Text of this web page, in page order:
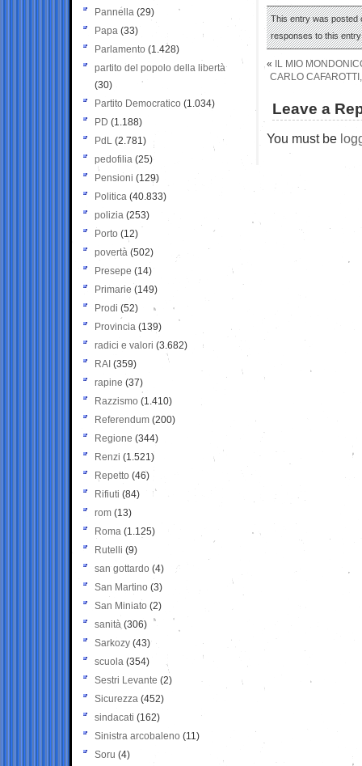
This entry was posted
responses to this
«
IL MIO
CARLO
Leave a
You must be
Pannella (29)
Papa (33)
Parlamento (1.428)
partito del popolo della libertà
(30)
Partito Democratico (1.034)
PD (1.188)
PdL (2.781)
pedofilia (25)
Pensioni (129)
Politica (40.833)
polizia (253)
Porto (12)
povertà (502)
Presepe (14)
Primarie (149)
Prodi (52)
Provincia (139)
radici e valori (3.682)
RAI (359)
rapine (37)
Razzismo (1.410)
Referendum (200)
Regione (344)
Renzi (1.521)
Repetto (46)
Rifiuti (84)
rom (13)
Roma (1.125)
Rutelli (9)
san gottardo (4)
San Martino (3)
San Miniato (2)
sanità (306)
Sarkozy (43)
scuola (354)
Sestri Levante (2)
Sicurezza (452)
sindacati (162)
Sinistra arcobaleno (11)
Soru (4)